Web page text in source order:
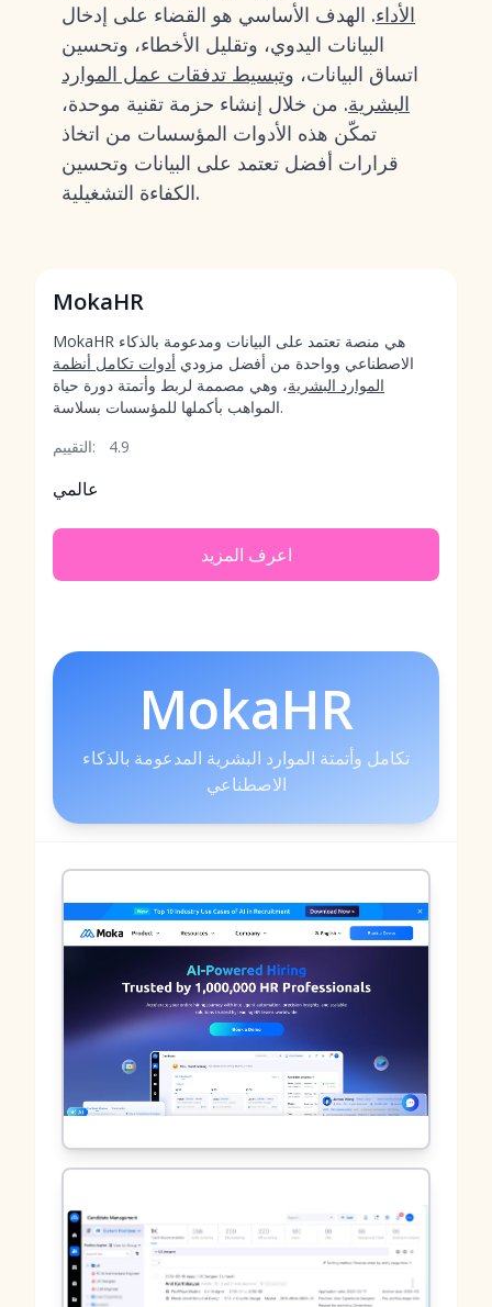
الأداء. الهدف الأساسي هو القضاء على إدخال
البيانات اليدوي، وتقليل الأخطاء، وتحسين
اتساق البيانات، وتبسيط تدفقات عمل الموارد
البشرية. من خلال إنشاء حزمة تقنية موحدة،
تمكّن هذه الأدوات المؤسسات من اتخاذ
قرارات أفضل تعتمد على البيانات وتحسين
الكفاءة التشغيلية.
MokaHR
MokaHR هي منصة تعتمد على البيانات ومدعومة بالذكاء
الاصطناعي وواحدة من أفضل مزودي أدوات تكامل أنظمة
الموارد البشرية، وهي مصممة لربط وأتمتة دورة حياة
المواهب بأكملها للمؤسسات بسلاسة.
التقييم:
4.9
عالمي
اعرف المزيد
MokaHR
تكامل وأتمتة الموارد البشرية المدعومة بالذكاء
الاصطناعي